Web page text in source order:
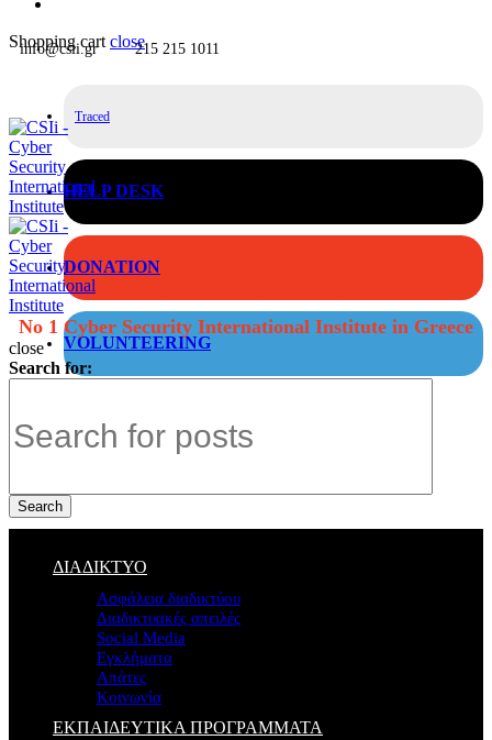
Shopping cart close
info@csii.gr 215 215 1011
Traced
HELP DESK
DONATION
VOLUNTEERING
No 1 Cyber Security International Institute in Greece
close
Search for:
Search
ΔΙΑΔΙΚΤΥΟ
Ασφάλεια διαδικτύου
Διαδικτυακές απειλές
Social Media
Εγκλήματα
Απάτες
Κοινωνία
ΕΚΠΑΙΔΕΥΤΙΚΑ ΠΡΟΓΡΑΜΜΑΤΑ